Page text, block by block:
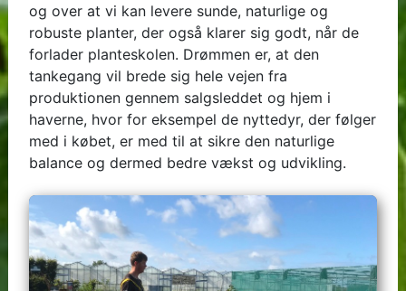
og over at vi kan levere sunde, naturlige og
robuste planter, der også klarer sig godt, når de
forlader planteskolen. Drømmen er, at den
tankegang vil brede sig hele vejen fra
produktionen gennem salgsleddet og hjem i
haverne, hvor for eksempel de nyttedyr, der følger
med i købet, er med til at sikre den naturlige
balance og dermed bedre vækst og udvikling.